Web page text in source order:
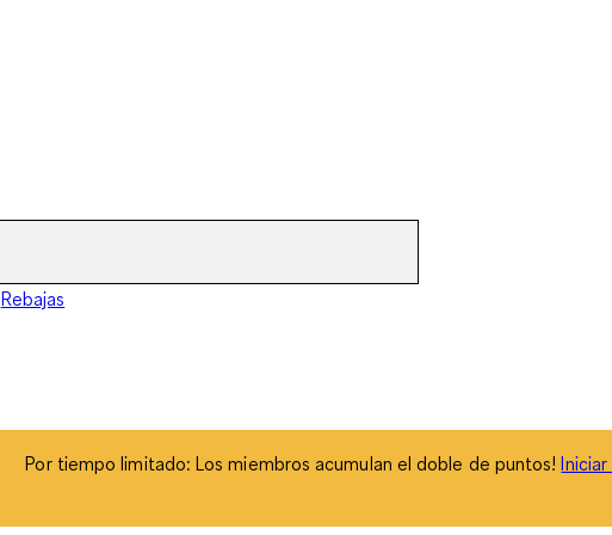
Rebajas
Por tiempo limitado: Los miembros acumulan el doble de puntos!